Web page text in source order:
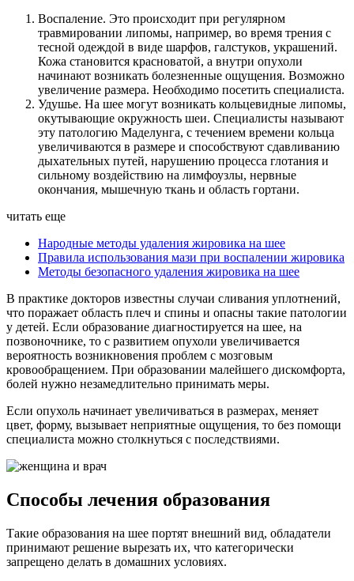
Воспаление. Это происходит при регулярном
травмировании липомы, например, во время трения с
тесной одеждой в виде шарфов, галстуков, украшений.
Кожа становится красноватой, а внутри опухоли
начинают возникать болезненные ощущения. Возможно
увеличение размера. Необходимо посетить специалиста.
Удушье. На шее могут возникать кольцевидные липомы,
окутывающие окружность шеи. Специалисты называют
эту патологию Маделунга, с течением времени кольца
увеличиваются в размере и способствуют сдавливанию
дыхательных путей, нарушению процесса глотания и
сильному воздействию на лимфоузлы, нервные
окончания, мышечную ткань и область гортани.
читать еще
Народные методы удаления жировика на шее
Правила использования мази при воспалении жировика
Методы безопасного удаления жировика на шее
В практике докторов известны случаи сливания уплотнений,
что поражает область плеч и спины и опасны такие патологии
у детей. Если образование диагностируется на шее, на
позвоночнике, то с развитием опухоли увеличивается
вероятность возникновения проблем с мозговым
кровообращением. При образовании малейшего дискомфорта,
болей нужно незамедлительно принимать меры.
Если опухоль начинает увеличиваться в размерах, меняет
цвет, форму, вызывает неприятные ощущения, то без помощи
специалиста можно столкнуться с последствиями.
Способы лечения образования
Такие образования на шее портят внешний вид, обладатели
принимают решение вырезать их, что категорически
запрещено делать в домашних условиях.